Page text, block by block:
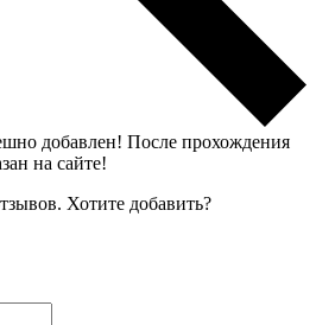
добавлен! После прохождения
на сайте!
Хотите добавить?